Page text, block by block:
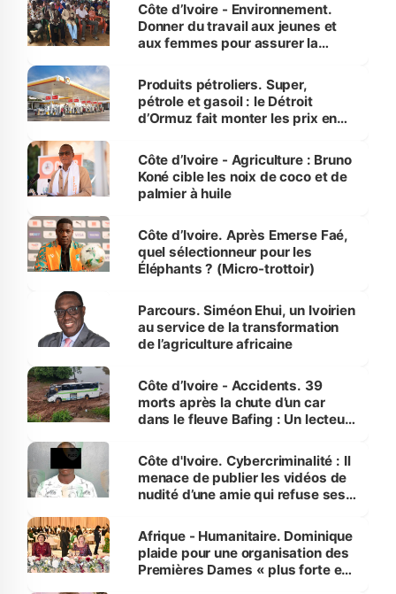
Côte d’Ivoire - Environnement.
Donner du travail aux jeunes et
aux femmes pour assurer la
menacées
Produits pétroliers. Super,
pétrole et gasoil : le Détroit
d’Ormuz fait monter les prix en
Côte d’Ivoire - Agriculture : Bruno
Koné cible les noix de coco et de
palmier à huile
Côte d’Ivoire. Après Emerse Faé,
quel sélectionneur pour les
Éléphants ? (Micro-trottoir)
Parcours. Siméon Ehui, un Ivoirien
au service de la transformation
de l’agriculture africaine
Côte d’Ivoire - Accidents. 39
morts après la chute d’un car
dans le fleuve Bafing : Un lecteur
des Transports
Côte d'Ivoire. Cybercriminalité : Il
menace de publier les vidéos de
nudité d’une amie qui refuse ses
Afrique - Humanitaire. Dominique
plaide pour une organisation des
Premières Dames « plus forte et